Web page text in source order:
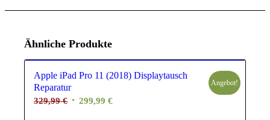
Ähnliche Produkte
Apple iPad Pro 11 (2018) Displaytausch
Reparatur
329,99€ Ursprünglicher
299,99€Aktueller
Angebot!